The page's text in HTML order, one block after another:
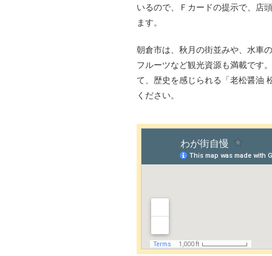
いるので、Ｆカードの提示で、店
ます。
朝倉市は、秋月の街並みや、水車
フルーツなど観光資源も満載です
て、歴史を感じられる「老松醤油
ください。